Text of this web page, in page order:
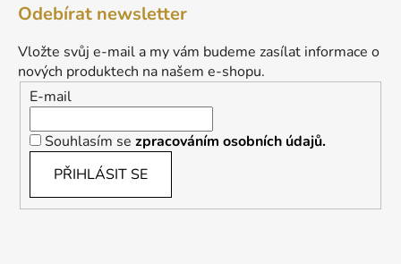
Odebírat newsletter
Vložte svůj e-mail a my vám budeme zasílat informace o
nových produktech na našem e-shopu.
E-mail
Souhlasím se zpracováním osobních údajů.
PŘIHLÁSIT SE